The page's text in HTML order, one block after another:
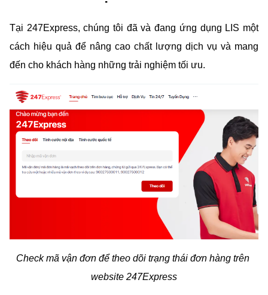
Tại 247Express, chúng tôi đã và đang ứng dụng LIS một
cách hiệu quả để nâng cao chất lượng dịch vụ và mang
đến cho khách hàng những trải nghiệm tối ưu.
Check mã vận đơn để theo dõi trạng thái đơn hàng trên
website 247Express